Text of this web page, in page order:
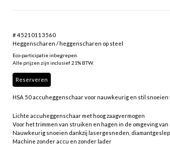
# 45210113560
Heggenscharen / heggenscharen op steel
Eco-participatie inbegrepen.
Alle prijzen zijn inclusief 21% BTW.
Reserveren
HSA 50 accuheggenschaar voor nauwkeurig en stil
Lichte accuheggenschaar met hoog zaagvermogen
Voor het trimmen van struiken en hagen in de omgeving van
Nauwkeurig snoeien dankzij lasergesneden,
Machine zonder accu en zonder lader